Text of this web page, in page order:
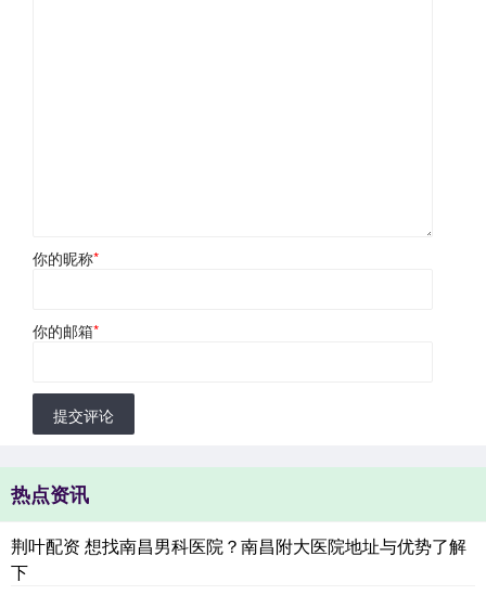
你的昵称*
你的邮箱*
提交评论
热点资讯
荆叶配资 想找南昌男科医院？南昌附大医院地址与优势了解
下